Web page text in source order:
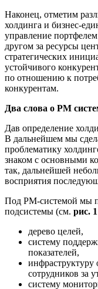
Наконец, отметим
холдинга и бизнес-
управление
другом за ресурсы
стратегических
устойчивого
по отношению к
конкурентам.
Два слова о РМ
Дав определение
В дальнейшем мы
проблематику
знаком с основными
так, дальнейшей
восприятия
Под РМ-системой мы
подсистемы (см. рис. 1
дерево целей,
систему
показателей,
инфраструктуру
сотрудников за
систему